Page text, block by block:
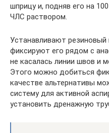
шприцу и, подняв его на
ЧЛС раствором.
Устанавливают
фиксируют его рядом с
не касалась линии швов и
Этого можно добиться
качестве альтернативы
систему для активной
установить дренажную